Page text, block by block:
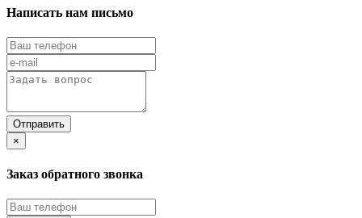
Написать нам письмо
×
Заказ обратного звонка